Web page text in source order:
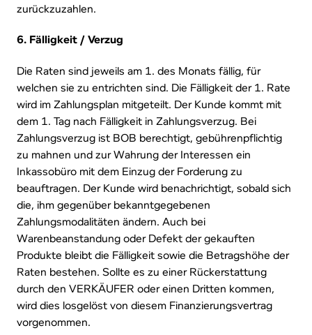
zurückzuzahlen.
6. Fälligkeit / Verzug
Die Raten sind jeweils am 1. des Monats fällig, für
welchen sie zu entrichten sind. Die Fälligkeit der 1. Rate
wird im Zahlungsplan mitgeteilt. Der Kunde kommt mit
dem 1. Tag nach Fälligkeit in Zahlungsverzug. Bei
Zahlungsverzug ist BOB berechtigt, gebührenpflichtig
zu mahnen und zur Wahrung der Interessen ein
Inkassobüro mit dem Einzug der Forderung zu
beauftragen. Der Kunde wird benachrichtigt, sobald sich
die, ihm gegenüber bekanntgegebenen
Zahlungsmodalitäten ändern. Auch bei
Warenbeanstandung oder Defekt der gekauften
Produkte bleibt die Fälligkeit sowie die Betragshöhe der
Raten bestehen. Sollte es zu einer Rückerstattung
durch den VERKÄUFER oder einen Dritten kommen,
wird dies losgelöst von diesem Finanzierungsvertrag
vorgenommen.